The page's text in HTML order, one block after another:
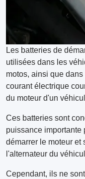
Les batteries de
utilisées dans les
motos, ainsi que
courant électrique
du moteur d'un
Ces batteries sont
puissance importante
démarrer le moteur et
l'alternateur du
Cependant, ils ne